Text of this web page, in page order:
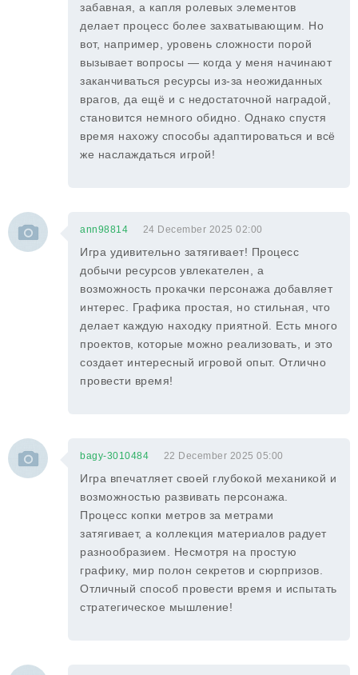
забавная, а капля ролевых элементов
делает процесс более захватывающим. Но
вот, например, уровень сложности порой
вызывает вопросы — когда у меня начинают
заканчиваться ресурсы из-за неожиданных
врагов, да ещё и с недостаточной наградой,
становится немного обидно. Однако спустя
время нахожу способы адаптироваться и всё
же наслаждаться игрой!
ann98814 24 December 2025 02:00
Игра удивительно затягивает! Процесс
добычи ресурсов увлекателен, а
возможность прокачки персонажа добавляет
интерес. Графика простая, но стильная, что
делает каждую находку приятной. Есть много
проектов, которые можно реализовать, и это
создает интересный игровой опыт. Отлично
провести время!
bagy-3010484 22 December 2025 05:00
Игра впечатляет своей глубокой механикой и
возможностью развивать персонажа.
Процесс копки метров за метрами
затягивает, а коллекция материалов радует
разнообразием. Несмотря на простую
графику, мир полон секретов и сюрпризов.
Отличный способ провести время и испытать
стратегическое мышление!